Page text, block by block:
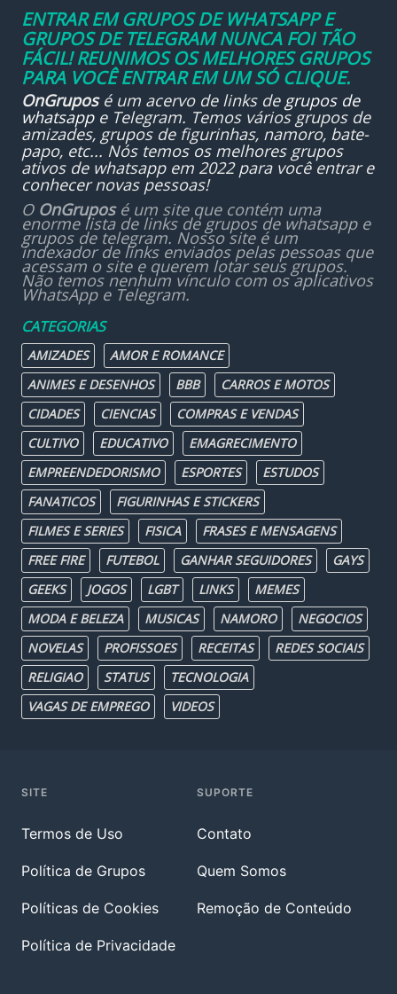
ENTRAR EM GRUPOS DE WHATSAPP E
GRUPOS DE TELEGRAM NUNCA FOI TÃO
FÁCIL! REUNIMOS OS MELHORES GRUPOS
PARA VOCÊ ENTRAR EM UM SÓ CLIQUE.
OnGruposé um acervo de links de grupos de
whatsappe Telegram. Temos vários grupos de
amizades, grupos de figurinhas, namoro, bate-
papo, etc... Nós temos os melhores grupos
ativos de whatsapp em 2022 para você entrar e
conhecer novas pessoas!
O OnGruposé um site que contém uma
enorme lista de links de grupos de whatsapp e
grupos de telegram. Nosso site é um
indexador de links enviados pelas pessoas que
acessam o site e querem lotar seus grupos.
Não temos nenhum vínculo com os aplicativos
WhatsApp e Telegram.
CATEGORIAS
AMIZADES
AMOR E ROMANCE
ANIMES E DESENHOS
BBB
CARROS E MOTOS
CIDADES
CIENCIAS
COMPRAS E VENDAS
CULTIVO
EDUCATIVO
EMAGRECIMENTO
EMPREENDEDORISMO
ESPORTES
ESTUDOS
FANATICOS
FIGURINHAS E STICKERS
FILMES E SERIES
FISICA
FRASES E MENSAGENS
FREE FIRE
FUTEBOL GANHAR SEGUIDORES
GAYS
GEEKS
JOGOS LGBT LINKS
MEMES
MODA E BELEZA
MUSICAS NAMORO
NEGOCIOS
NOVELAS
PROFISSOES RECEITAS
REDES SOCIAIS
RELIGIAO
STATUS
TECNOLOGIA
VAGAS DE EMPREGO
VIDEOS
SITE
Termos de Uso
Política de Grupos
Políticas de Cookies
Política de Privacidade
SUPORTE
Contato
Quem Somos
Remoção de Conteúdo